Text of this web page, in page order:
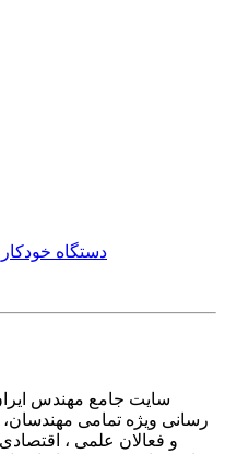
دستگاه
سایت جامع مهندس
رسانی ویژه تمامی
و فعالان علمی ،